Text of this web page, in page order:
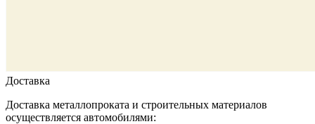
Доставка
Доставка металлопроката и строительных материалов
осуществляется автомобилями: